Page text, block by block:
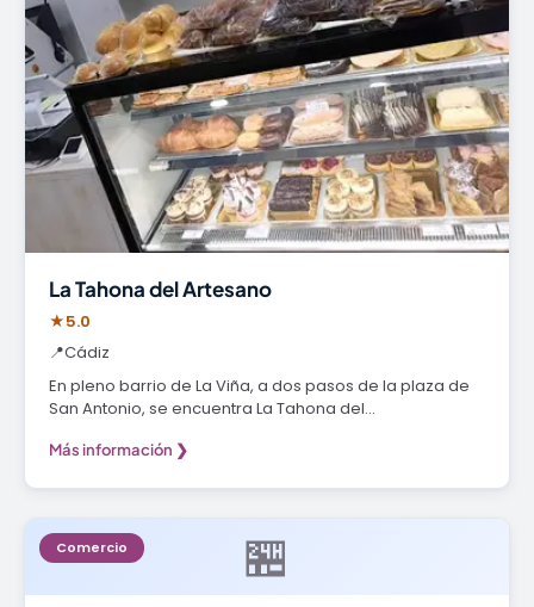
La Tahona del Artesano
★5.0
📍Cádiz
En pleno barrio de La Viña, a dos pasos de la plaza de
San Antonio, se encuentra La Tahona del…
Más información ❯
🏪
Comercio